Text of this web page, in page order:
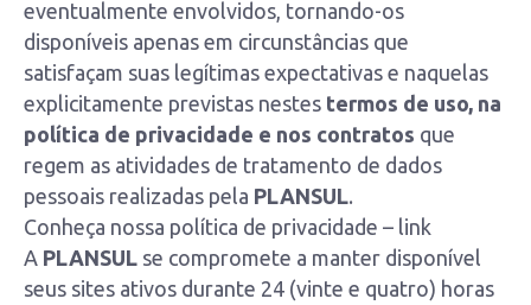
eventualmente envolvidos, tornando-os
disponíveis apenas em circunstâncias que
satisfaçam suas legítimas expectativas e naquelas
explicitamente previstas nestes termos de uso, na
política de privacidade e nos contratos que
regem as atividades de tratamento de dados
pessoais realizadas pela PLANSUL.
Conheça nossa política de privacidade – link
A PLANSUL se compromete a manter disponível
seus sites ativos durante 24 (vinte e quatro) horas